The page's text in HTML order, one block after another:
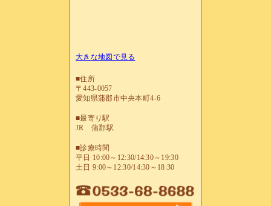
大きな地図で見る
■住所
〒443-0057
愛知県蒲郡市中央本町4-6
■最寄り駅
JR 蒲郡駅
■診療時間
平日 10:00～12:30/14:30～19:30
土日 9:00～12:30/14:30～18:30